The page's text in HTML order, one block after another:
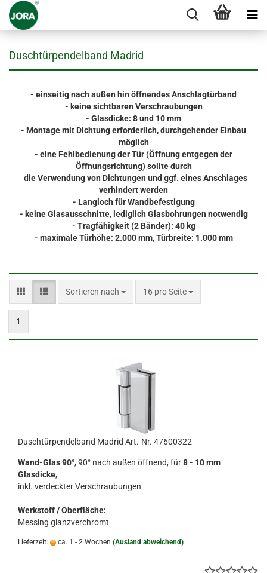
Duschtürpendelband Madrid
- einseitig nach außen hin öffnendes Anschlagtürband
- keine sichtbaren Verschraubungen
- Glasdicke: 8 und 10 mm
- Montage mit Dichtung erforderlich, durchgehender Einbau
möglich
- eine Fehlbedienung der Tür (Öffnung entgegen der
Öffnungsrichtung) sollte durch
die Verwendung von Dichtungen und ggf. eines Anschlages
verhindert werden
- Langloch für Wandbefestigung
- keine Glasausschnitte, lediglich Glasbohrungen notwendig
- Tragfähigkeit (2 Bänder): 40 kg
- maximale Türhöhe: 2.000 mm, Türbreite: 1.000 mm
Sortieren nach
Sortieren nach 16 pro Seite
pro Seite
1
Duschtürpendelband Madrid Art.-Nr. 47600322
Wand-Glas 90°, 90° nach außen öffnend, für8 - 10 mm
Glasdicke,
inkl. verdeckter Verschraubungen
Werkstoff / Oberfläche:
Messing glanzverchromt
Lieferzeit: ca. 1 - 2 Wochen (Ausland abweichend)